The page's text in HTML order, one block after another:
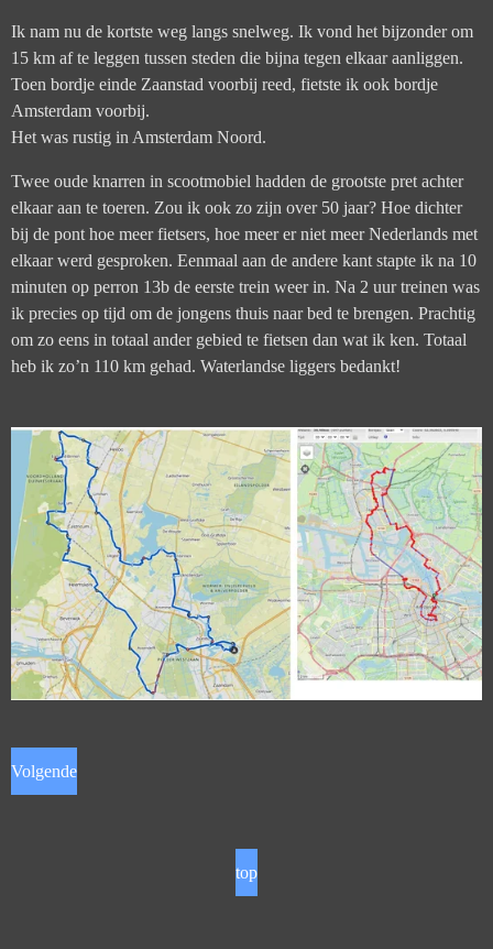
Ik nam nu de kortste weg langs snelweg. Ik vond het bijzonder om
15 km af te leggen tussen steden die bijna tegen elkaar aanliggen.
Toen bordje einde Zaanstad voorbij reed, fietste ik ook bordje
Amsterdam voorbij.
Het was rustig in Amsterdam Noord.
Twee oude knarren in scootmobiel hadden de grootste pret achter
elkaar aan te toeren. Zou ik ook zo zijn over 50 jaar? Hoe dichter
bij de pont hoe meer fietsers, hoe meer er niet meer Nederlands met
elkaar werd gesproken. Eenmaal aan de andere kant stapte ik na 10
minuten op perron 13b de eerste trein weer in. Na 2 uur treinen was
ik precies op tijd om de jongens thuis naar bed te brengen. Prachtig
om zo eens in totaal ander gebied te fietsen dan wat ik ken. Totaal
heb ik zo’n 110 km gehad. Waterlandse liggers bedankt!
Volgende
top